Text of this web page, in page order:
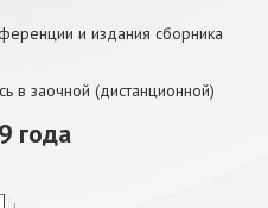
и издания сборника
в заочной (дистанционной)
года